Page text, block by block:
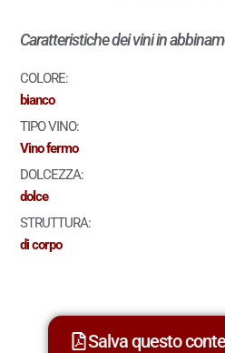
Caratteristiche dei vini in
COLORE:
bianco
TIPO VINO:
Vino fermo
DOLCEZZA:
dolce
STRUTTURA:
di corpo
Salva questo